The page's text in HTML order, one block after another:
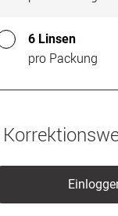
6 Linsen
pro Packung